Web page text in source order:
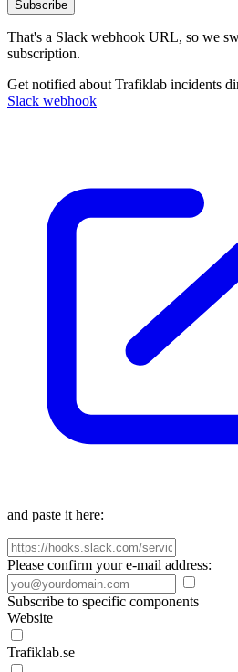
Subscribe
That's a Slack webhook URL, so we
subscription.
Get notified about Trafiklab incidents
Slack webhook
and paste it here:
Please confirm your e-mail address:
Subscribe to specific components
Website
Trafiklab.se